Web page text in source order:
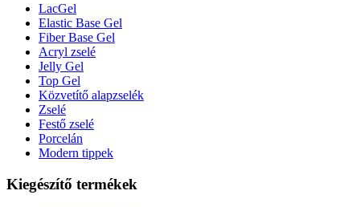
LacGel
Elastic Base Gel
Fiber Base Gel
Acryl zselé
Jelly Gel
Top Gel
Közvetítő alapzselék
Zselé
Festő zselé
Porcelán
Modern tippek
Kiegészítő termékek